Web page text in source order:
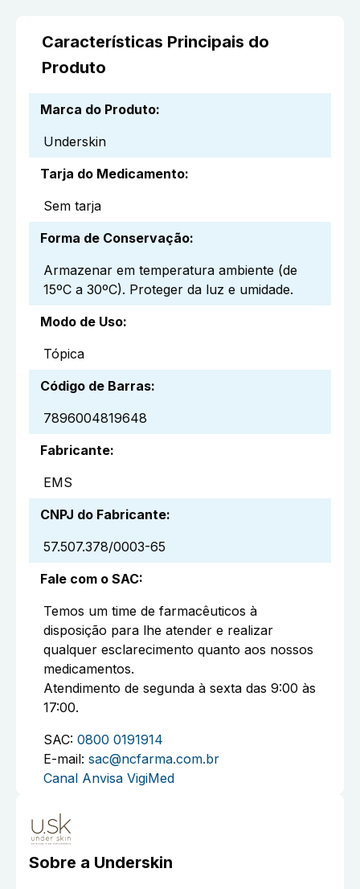
Características Principais do
Produto
Marca do Produto:
Underskin
Tarja do Medicamento:
Sem tarja
Forma de Conservação:
Armazenar em temperatura ambiente (de
15ºC a 30ºC). Proteger da luz e umidade.
Modo de Uso:
Tópica
Código de Barras:
7896004819648
Fabricante:
EMS
CNPJ do Fabricante:
57.507.378/0003-65
Fale com o SAC:
Temos um time de farmacêuticos à
disposição para lhe atender e realizar
qualquer esclarecimento quanto aos nossos
medicamentos.
Atendimento de segunda à sexta das 9:00 às
17:00.
SAC: 0800 0191914
E-mail: sac@ncfarma.com.br
Canal Anvisa VigiMed
Sobre a Underskin